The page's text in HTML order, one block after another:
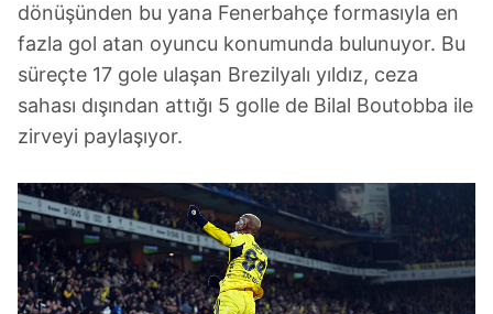
6698 sayılı Kişisel Verilerin Korunması Kanunu uyarınca
hazırlanmış Aydınlatma Metnimizi okumak ve sitemizde
ilgili mevzuata uygun olarak kullanılan çerezlerle ilgili bilgi
almak için lütfentıklayınız.
dönüşünden bu yana Fenerbahçe formasıyla en
fazla gol atan oyuncu konumunda bulunuyor. Bu
süreçte 17 gole ulaşan Brezilyalı yıldız, ceza
sahası dışından attığı 5 golle de Bilal Boutobba ile
zirveyi paylaşıyor.